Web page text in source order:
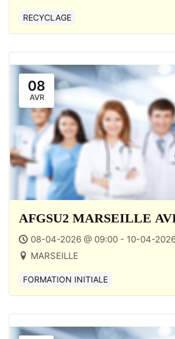
RECYCLAGE
08
AVR
AFGSU2 MARSEILLE
08-04-2026 @ 09:00 - 10-04-
MARSEILLE
FORMATION INITIALE